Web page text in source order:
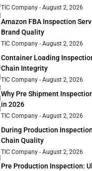
TIC Company August 2, 2026
Amazon FBA Inspection
Brand Quality
TIC Company August 2, 2026
Container Loading
Chain Integrity
TIC Company August 2, 2026
Why Pre Shipment
in 2026
TIC Company August 2, 2026
During Production
Chain Quality
TIC Company August 2, 2026
Pre Production Inspection: